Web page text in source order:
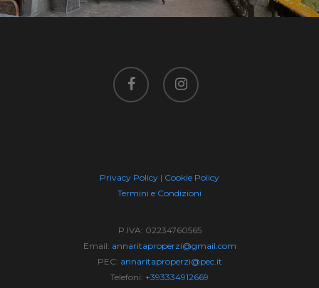
facebook instagram
Privacy Policy | Cookie Policy
Termini e Condizioni
P.IVA: 02234760565
Email: annaritaproperzi@gmail.com
PEC: annaritaproperzi@pec.it
Telefoni: +393334912669